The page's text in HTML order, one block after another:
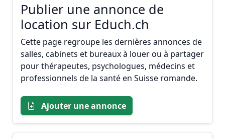
Publier une annonce de
location sur Educh.ch
Cette page regroupe les dernières annonces de
salles, cabinets et bureaux à louer ou à partager
pour thérapeutes, psychologues, médecins et
professionnels de la santé en Suisse romande.
Ajouter une annonce